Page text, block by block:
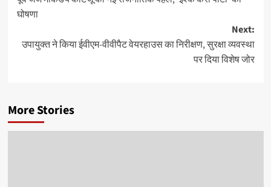
navigation
घोषणा
Next:
उपायुक्त ने किया ईवीएम-वीवीपैट वेयरहाउस का निरीक्षण, सुरक्षा व्यवस्था
पर दिया विशेष जोर
More Stories